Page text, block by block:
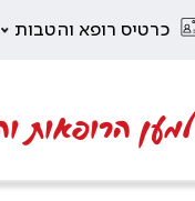
כרטיס רופא והטבות
למען הרופאות